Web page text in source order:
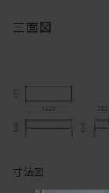
三面図
寸法図